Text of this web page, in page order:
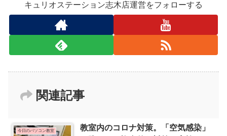
キュリオステーション志木店運営をフォローする
関連記事
今日のパソコン教室
教室内のコロナ対策。「空気感染」